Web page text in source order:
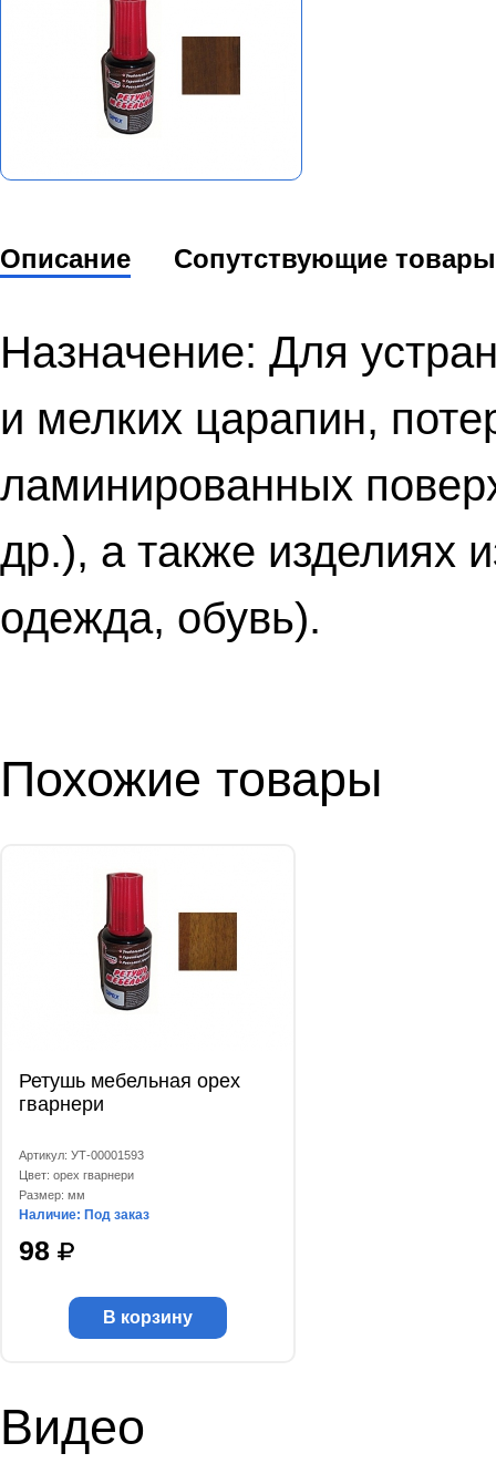
Описание Сопутствующие товары
Назначение: Для
и мелких царапин,
ламинированных
др.), а также изделиях
одежда, обувь).
Похожие товары
Ретушь мебельная орех
гварнери
Артикул: УТ-00001593
Цвет: орех гварнери
Размер: мм
Наличие: Под заказ
98
В корзину
Видео